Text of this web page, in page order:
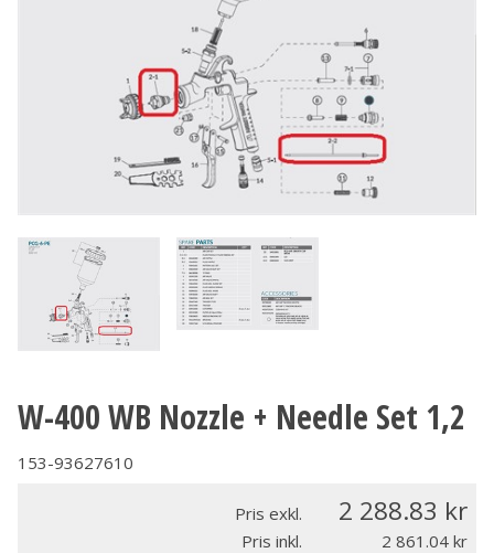
W-400 WB Nozzle + Needle Set 1,2
153-93627610
Pris exkl. 2 288.83
Pris inkl. 2 861.04